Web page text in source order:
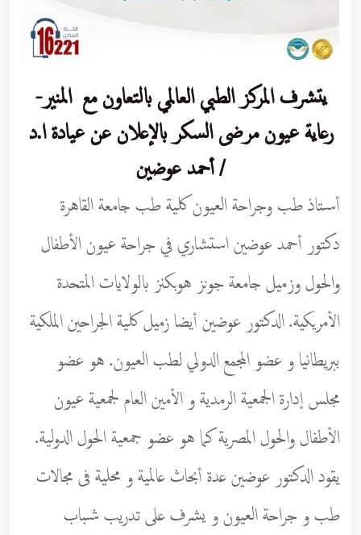
يتشرف المركز الطبي العالمي بالتعاون مع المنير-
رعاية عيون مرضى السكربالإعلان عن عيادة ا.د
/ أحمد عوضين
أستاذ طب وجراحة العيون كلية طب جامعة القاهرة
دكتور أحمد عوضين استشاري في جراحة عيون الأطفال
والحول وزميل جامعة جونز هوبكنز بالولايات المتحدة
الأمريكية. الدكتور عوضين أيضا زميل كلية الجراحين الملكية
ببريطانيا و عضو المجمع الدولي لطب العيون. هو عضو
مجلس إدارة الجمعية الرمدية و الأمين العام لجمعية عيون
الأطفال والحول المصرية كما هو عضو جمعية الحول الدولية.
يقود الدكتور عوضين عدة أبحاث عالمية و محلية فى مجالات
طب و جراحة العيون و يشرف على تدريب شباب